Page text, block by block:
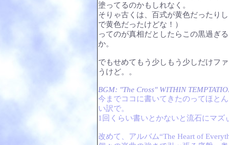
塗ってるのかもしれなく。
そりゃ古くは、百式が黄色だったり
で黄色だったけどな！）
ってのが真相だとしたらこの黒過ぎ
か。
でもせめてもう少しもう少しだけフ
うけど。。
BGM: "The Cross" WITHIN
今までココに書いてきたのってほと
い訳で。
1回くらい書いとかないと流石にマズ
改めて、アルバム“The Heart of